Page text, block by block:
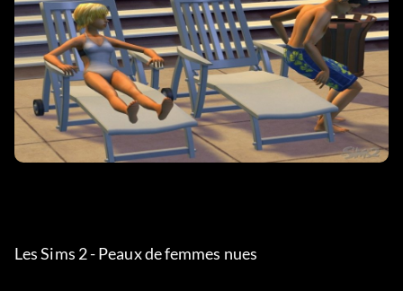
Les Sims 2 - Peaux de femmes nues